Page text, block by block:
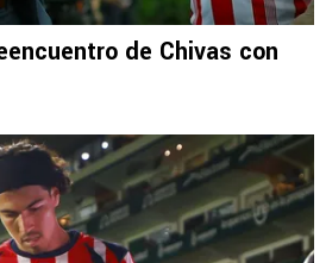
de Chivas con